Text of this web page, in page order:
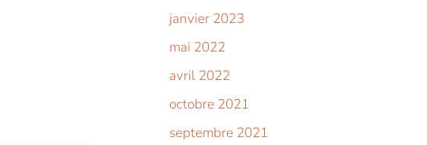
janvier 2023
mai 2022
avril 2022
octobre 2021
septembre 2021